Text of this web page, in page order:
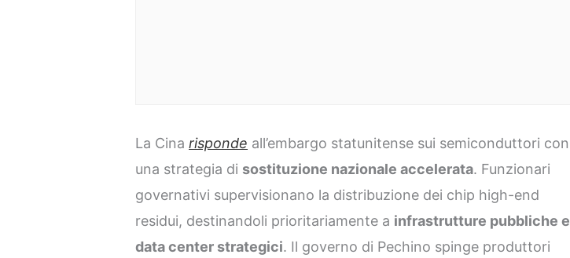
La Cinarisponde all’embargo statunitense sui semiconduttori con
una strategia di sostituzione nazionale accelerata. Funzionari
governativi supervisionano la distribuzione dei chip high-end
residui, destinandoli prioritariamente a infrastrutture pubbliche e
data center strategici. Il governo di Pechino spinge produttori